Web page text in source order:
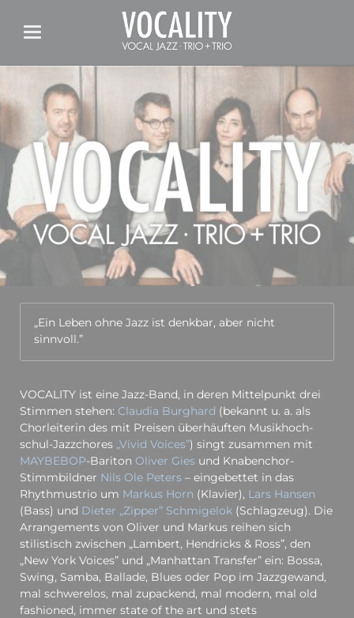
„Ein Leben ohne Jazz ist denkbar, aber nicht
sinnvoll.”
VOCALITY ist eine Jazz-Band, in deren Mittelpunkt drei
Stimmen stehen: Claudia Burghard (bekannt u. a. als
Chorleiterin des mit Preisen überhäuften Musik­hoch­
schul-Jazz­chores „Vivid Voices”) singt zusammen mit
MAYBEBOP-Bariton Oliver Giesund Knabenchor-
Stimmbildner Nils Ole Peters– eingebettet in das
Rhythmustrio um Markus Horn (Klavier), Lars Hansen
(Bass) und Dieter „Zipper” Schmigelok(Schlagzeug). Die
Arrangements von Oliver und Markus reihen sich
stilistisch zwischen „Lambert, Hendricks & Ross”, den
„New York Voices” und „Manhattan Transfer” ein: Bossa,
Swing, Samba, Ballade, Blues oder Pop im Jazzgewand,
mal schwerelos, mal zupackend, mal modern, mal old
fashioned, immer state of the art und stets